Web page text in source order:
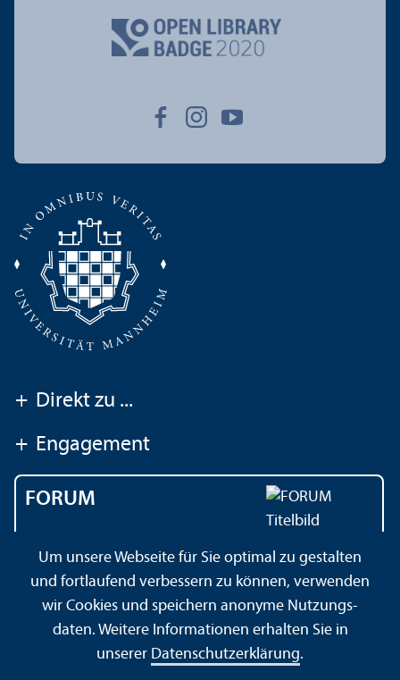
+ Direkt zu ...
+ Engagement
FORUM
Universität Mannheim
Impressum Datenschutz­erklärung Sitemap
Um unsere Webseite für Sie optimal zu gestalten
und fortlaufend verbessern zu können, verwenden
wir Cookies und speichern anonyme Nutzungs­
daten. Weitere Informationen erhalten Sie in
unserer Datenschutz­erklärung.